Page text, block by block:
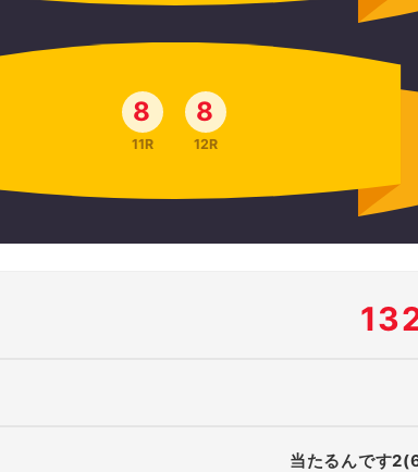
8
11R
8
12R
当たるんです